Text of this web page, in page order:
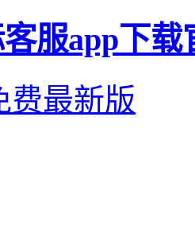
服app下载
费最新版